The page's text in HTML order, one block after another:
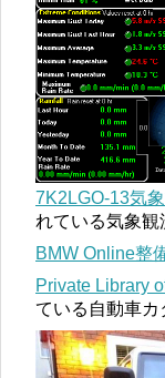
7K2LGO-13気
れている気象観
BMW Online整
Private Library
ている自動車カ